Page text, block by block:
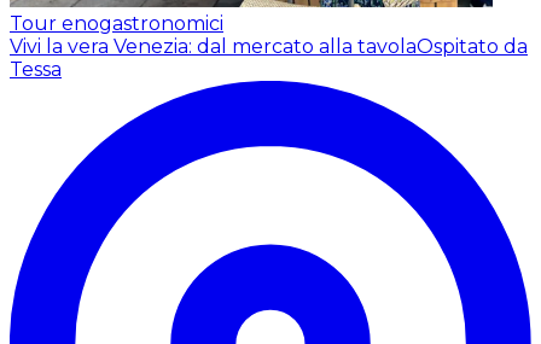
Tour enogastronomici
Vivi la vera Venezia: dal mercato alla tavolaOspitato da
Tessa